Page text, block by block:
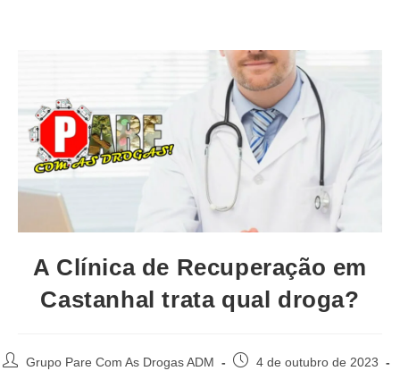
A Clínica de Recuperação em
Castanhal trata qual droga?
AutorGrupo Pare Com As Drogas ADM
Post4 de outubro de 2023